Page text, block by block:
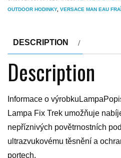
OUTDOOR HODINKY, VERSACE MAN EAU
DESCRIPTION
Description
Informace o
Lampa Fix Trek umožňuje
nepříznivých povětrnostních
ultrazvukovému těsnění a
portech.